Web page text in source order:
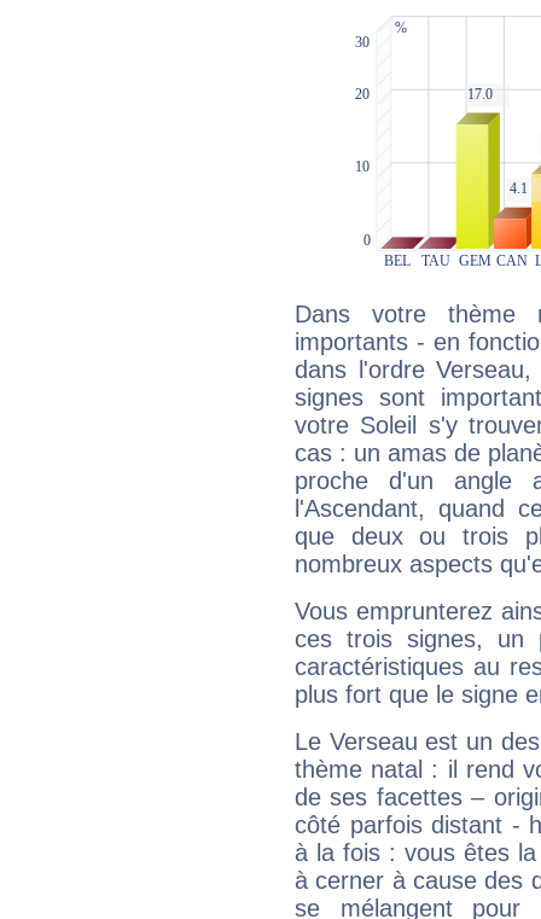
Dans votre thème
importants - en
dans l'ordre
signes sont
votre Soleil s'y
cas : un amas de
proche d'un
l'Ascendant, quand
que deux ou trois
nombreux aspects
Vous emprunterez
ces trois signes, un
caractéristiques au
plus fort que le signe
Le Verseau est un
thème natal : il rend
de ses facettes –
côté parfois distant -
à la fois : vous êtes
à cerner à cause des
se mélangent